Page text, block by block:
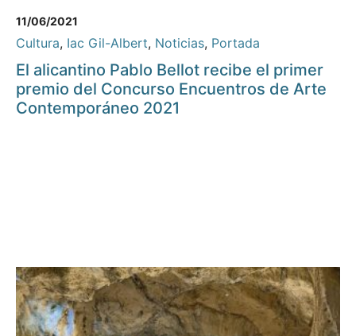
11/06/2021
Cultura, Iac Gil-Albert, Noticias, Portada
El alicantino Pablo Bellot recibe el primer
premio del Concurso Encuentros de Arte
Contemporáneo 2021